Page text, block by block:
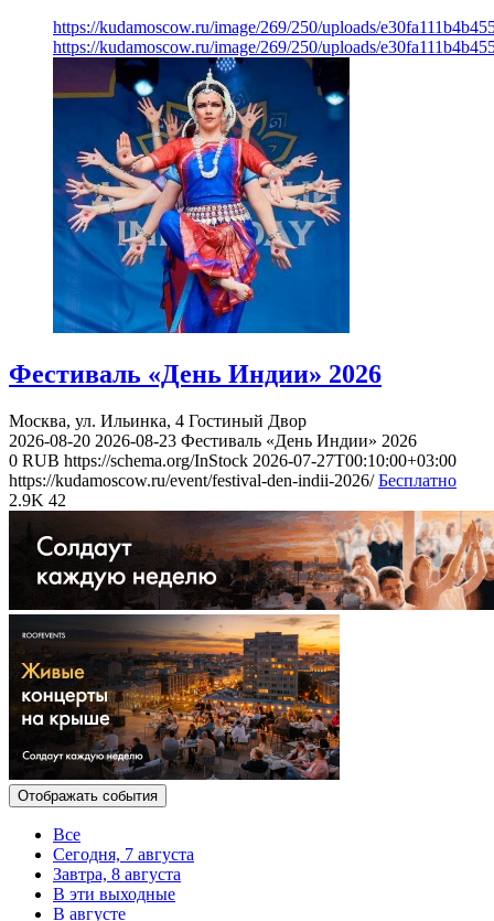
https://kudamoscow.ru/image/269/250/uploads/
https://kudamoscow.ru/image/269/250/uploads/
Фестиваль «День Индии» 2026
Москва, ул. Ильинка, 4 Гостиный Двор
2026-08-20 2026-08-23 Фестиваль «День Индии» 2026
0 RUB https://schema.org/InStock 2026-07-27T00:10:00+03:00
https://kudamoscow.ru/event/festival-den-indii-2026/ Бесплатно
2.9K 42
Отображать события
Все
Сегодня, 7 августа
Завтра, 8 августа
В эти выходные
В августе